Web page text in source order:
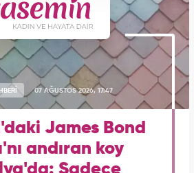
07 AĞUSTOS 2026, 17:47
James Bond
andıran koy
Sadece